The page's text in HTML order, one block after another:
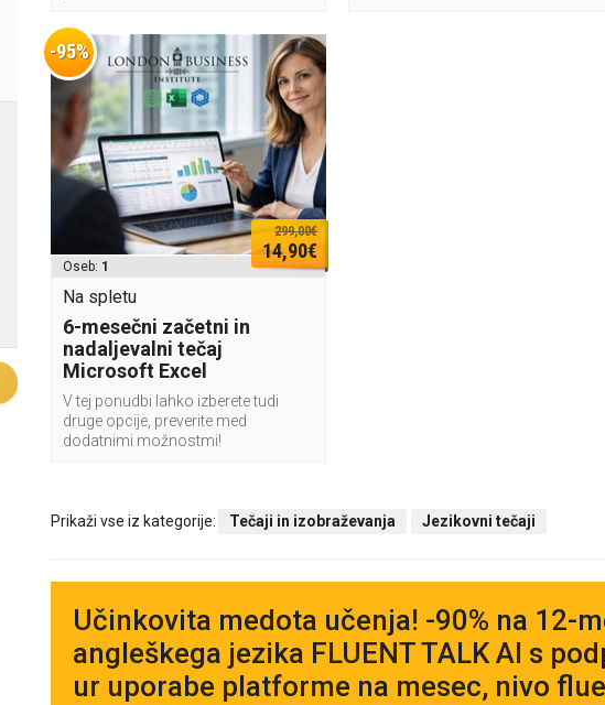
-95%
299,00€
14,90€
Oseb: 1
Na spletu
6-mesečni začetni in
nadaljevalni tečaj
Microsoft Excel
V tej ponudbi lahko izberete tudi
druge opcije, preverite med
dodatnimi možnostmi!
Prikaži vse iz kategorije: Tečaji in izobraževanja Jezikovni tečaji
Učinkovita medota učenja! -90% na 12-
angleškega jezika FLUENT TALK AI s
ur uporabe platforme na mesec, nivo